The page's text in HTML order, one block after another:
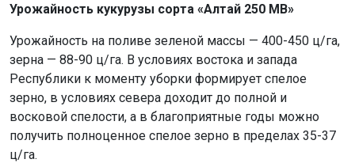
Урожайность кукурузы сорта «Алтай 250 МВ»
Урожайность на поливе зеленой массы — 400-450 ц/га,
зерна — 88-90 ц/га. В условиях востока и запада
Республики к моменту уборки формирует спелое
зерно, в условиях севера доходит до полной и
восковой спелости, а в благоприятные годы можно
получить полноценное спелое зерно в пределах 35-37
ц/га.